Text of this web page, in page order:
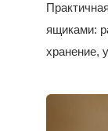
ящиками:
хранение,